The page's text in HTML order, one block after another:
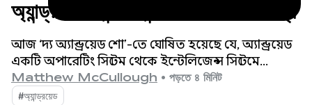
অ্যান্ড্রয়েডে ইন্টেলিজেন্স সিস্টেম তৈরির জন্য
আজ ‘দ্য অ্যান্ড্রয়েড শো’-তে ঘোষিত হয়েছে যে, অ্যান্ড্রয়েড
একটি অপারেটিং সিস্টেম থেকে ইন্টেলিজেন্স সিস্টেমে
রূপান্তরিত হচ্ছে, যা আপনার অ্যাপগুলোর সাথে সম্পৃক্ততার
আরও সুযোগ তৈরি করবে।
Matthew McCullough • পড়তে ৪ মিনিট
#অ্যান্ড্রয়েড